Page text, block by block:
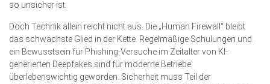
so unsicher ist.
Doch Technik allein reicht nicht aus. Die „Human Firewall“ bleibt
das schwächste Glied in der Kette. Regelmäßige Schulungen und
ein Bewusstsein für Phishing-Versuche im Zeitalter von KI-
generierten Deepfakes sind für moderne Betriebe
überlebenswichtig geworden. Sicherheit muss Teil der